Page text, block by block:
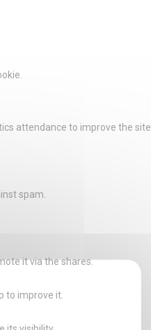
attendance to improve the site.
spam.
it via the shares.
to improve it.